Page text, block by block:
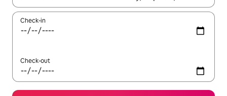
Check-in
Check-out